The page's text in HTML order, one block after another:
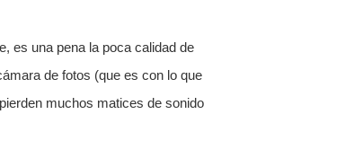
es una pena la poca calidad de
de fotos (que es con lo que
muchos matices de sonido